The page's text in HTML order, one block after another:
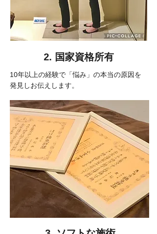
2. 国家資格所有
10年以上の経験で「悩み」の本当の原因を
発見しお伝えします。